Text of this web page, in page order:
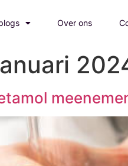
Over ons